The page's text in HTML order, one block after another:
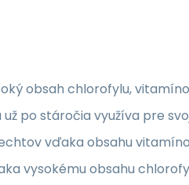
obsah chlorofylu,
po stáročia využíva pre
vďaka obsahu
vysokému obsahu